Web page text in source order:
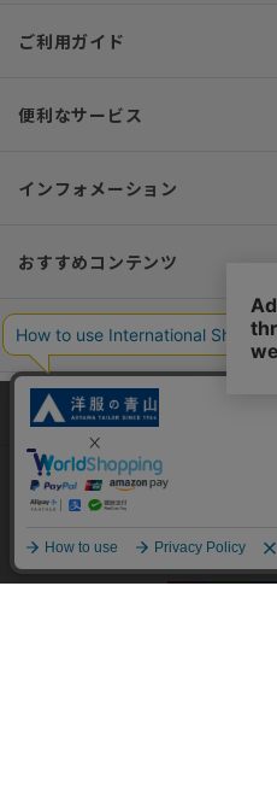
ご利用ガイド
便利なサービス
インフォメーション
おすすめコンテンツ
ポリシー・企業情報
オーダースーツなら SHITATE
当サイトでは、快適な閲覧体験とコ
しています。閲覧を続けることで、
します。詳細については
同意し